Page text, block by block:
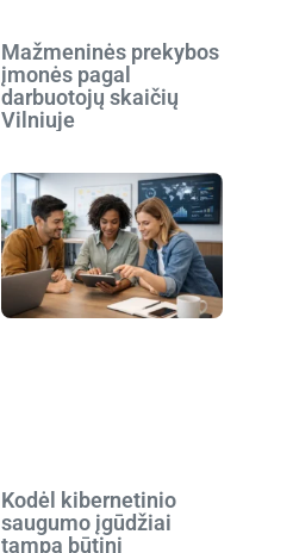
Mažmeninės prekybos
įmonės pagal
darbuotojų skaičių
Vilniuje
Kodėl kibernetinio
saugumo įgūdžiai
tampa būtini